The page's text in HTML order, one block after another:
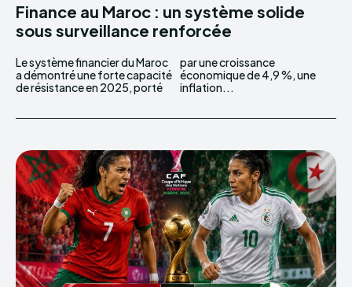
Finance au Maroc : un système solide
sous surveillance renforcée
Le système financier du Maroc
a démontré une forte capacité
de résistance en 2025, porté
par une croissance
économique de 4,9 %, une
inflation...